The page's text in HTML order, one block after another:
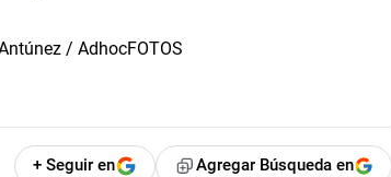
+ Seguir en Agregar Búsqueda en